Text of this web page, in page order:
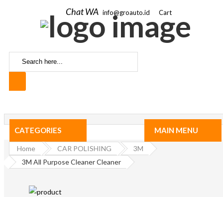
Chat WA info@groauto.id Cart
CATEGORIES MAIN MENU
Home CAR POLISHING
3M
3M All Purpose Cleaner Cleaner